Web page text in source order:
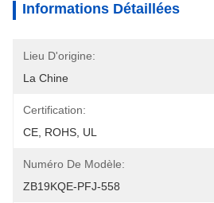
Informations Détaillées
Lieu D'origine:
La Chine
Certification:
CE, ROHS, UL
Numéro De Modèle:
ZB19KQE-PFJ-558